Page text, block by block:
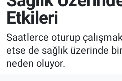
Etkileri
Saatlerce oturup
etse de sağlık üzerinde
neden oluyor.
Manşet
Resmi İlanlar
Sağlık